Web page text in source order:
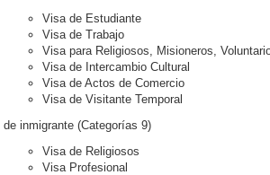
Visa de Estudiante
Visa de Trabajo
Visa para Religiosos, Misioneros,
Visa de Intercambio Cultural
Visa de Actos de Comercio
Visa de Visitante Temporal
inmigrante (Categorías 9)
Visa de Religiosos
Visa Profesional